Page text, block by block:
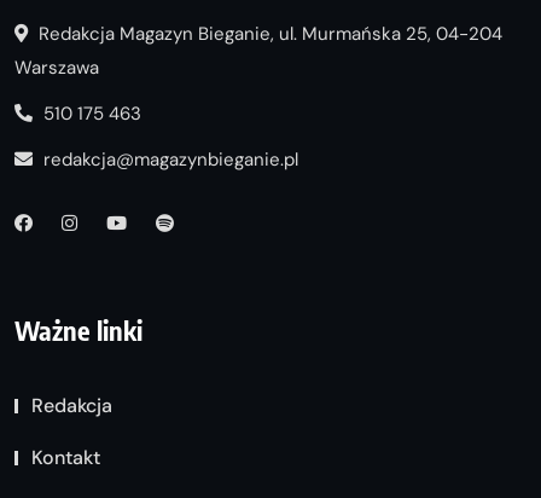
Redakcja Magazyn Bieganie, ul. Murmańska 25, 04-204
Warszawa
510 175 463
redakcja@magazynbieganie.pl
Ważne linki
Redakcja
Kontakt